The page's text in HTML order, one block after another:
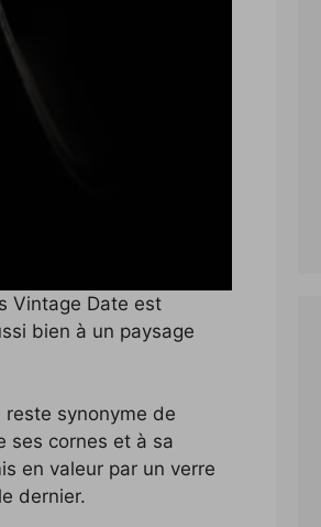
Vintage Date est
bien à un paysage
synonyme de
ses cornes et à sa
en valeur par un verre
dernier.